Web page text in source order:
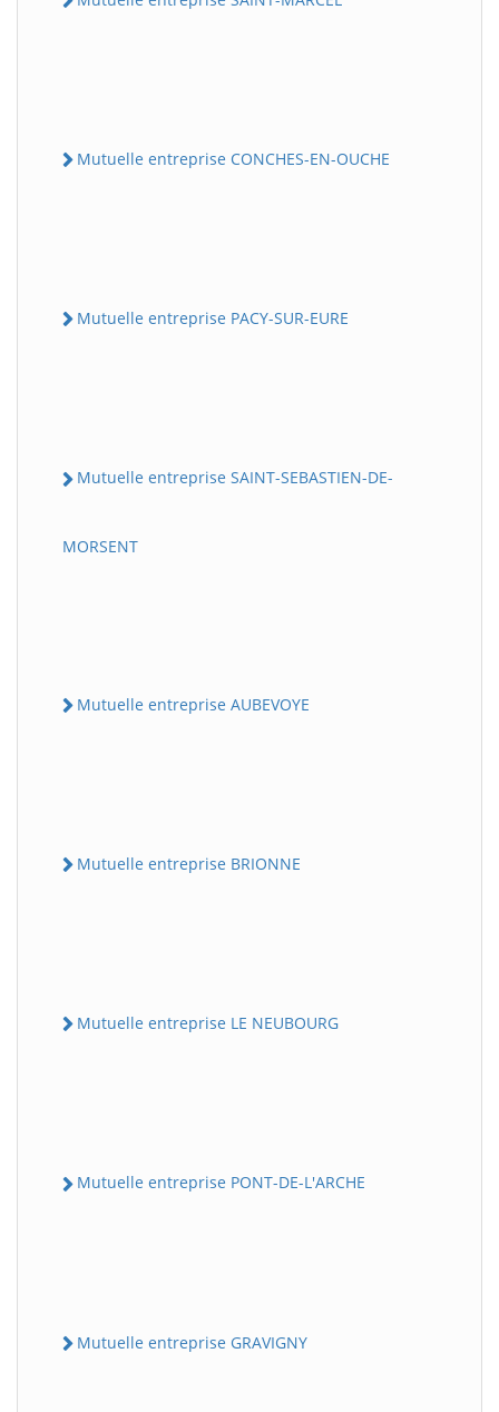
Mutuelle entreprise CONCHES-EN-OUCHE
Mutuelle entreprise PACY-SUR-EURE
Mutuelle entreprise SAINT-SEBASTIEN-DE-
MORSENT
Mutuelle entreprise AUBEVOYE
Mutuelle entreprise BRIONNE
Mutuelle entreprise LE NEUBOURG
Mutuelle entreprise PONT-DE-L'ARCHE
Mutuelle entreprise GRAVIGNY